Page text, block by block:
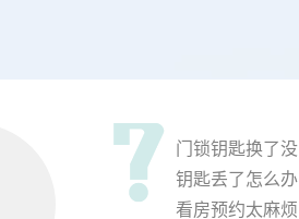
门锁钥匙换了没
钥匙丢了怎么办
看房预约太麻烦